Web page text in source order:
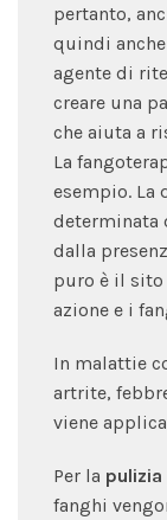
pertanto,
quindi
agente di
creare una
che aiuta a
La
esempio. La
determinata
dalla
puro è il sito
azione e i
In malattie
artrite,
viene
Per la
fanghi